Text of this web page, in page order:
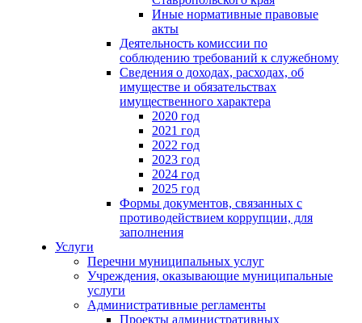
Иные нормативные правовые
акты
Деятельность комиссии по
соблюдению требований к служебному
Сведения о доходах, расходах, об
имуществе и обязательствах
имущественного характера
2020 год
2021 год
2022 год
2023 год
2024 год
2025 год
Формы документов, связанных с
противодействием коррупции, для
заполнения
Услуги
Перечни муниципальных услуг
Учреждения, оказывающие муниципальные
услуги
Административные регламенты
Проекты административных